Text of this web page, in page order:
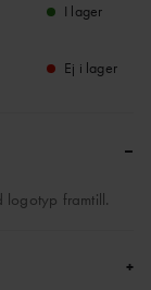
I lager
Ej i lager
–
logotyp framtill.
+